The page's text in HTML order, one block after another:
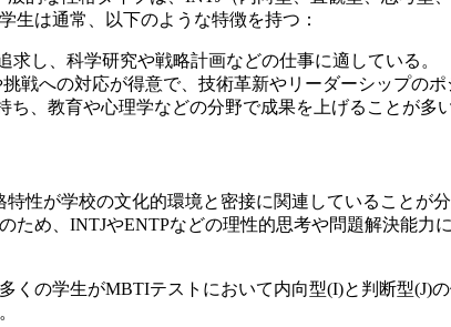
生は通常、以下のような特徴を持つ：
求し、科学研究や戦略計画などの仕事に適している。
戦への対応が得意で、技術革新やリーダーシップのポ
、教育や心理学などの分野で成果を上げることが多い
性が学校の文化的環境と密接に関連していることが
め、INTJやENTPなどの理性的思考や問題解決能力
くの学生がMBTIテストにおいて内向型(I)と判断型(J)